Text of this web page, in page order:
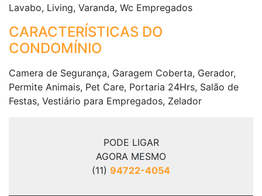
PODE LIGAR
AGORA MESMO
(11) 94722-4054
Lavabo, Living, Varanda, Wc Empregados
CARACTERÍSTICAS DO
CONDOMÍNIO
Camera de Segurança, Garagem Coberta, Gerador,
Permite Animais, Pet Care, Portaria 24Hrs, Salão de
Festas, Vestiário para Empregados, Zelador